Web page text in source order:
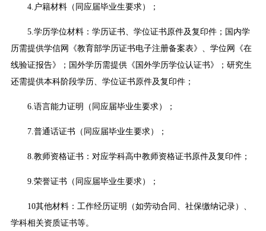
4.户籍材料（同应届毕业生要求）；
5.学历学位材料：学历证书、学位证书原件及复印件；国内学
历需提供学信网《教育部学历证书电子注册备案表》、学位网《在
线验证报告》；国外学历需提供《国外学历学位认证书》；研究生
还需提供本科阶段学历、学位证书原件及复印件；
6.语言能力证明（同应届毕业生要求）；
7.普通话证书（同应届毕业生要求）；
8.教师资格证书：对应学科高中教师资格证书原件及复印件；
9.荣誉证书（同应届毕业生要求）；
10其他材料：工作经历证明（如劳动合同、社保缴纳记录）、
学科相关资质证书等。